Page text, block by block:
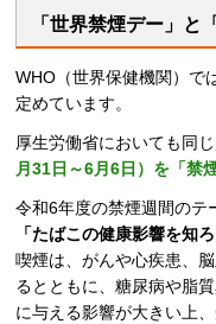
「世界禁煙デー」と
WHO（世界保健機関）で
定めています。
厚生労働省においても同
月31日～6月6日）を「禁
令和6年度の禁煙週間のテ
「たばこの健康影響を知
喫煙は、がんや心疾患、
るとともに、糖尿病や脂
に与える影響が大きい上